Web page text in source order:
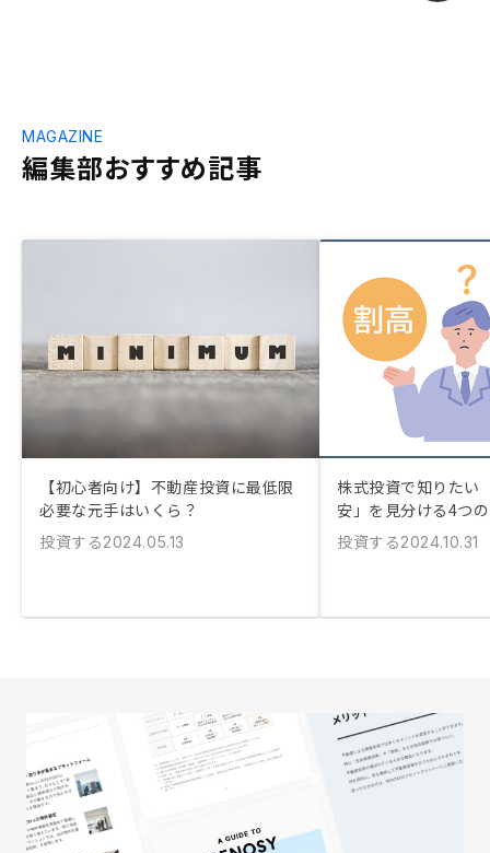
編集部おすすめ記事
MAGAZINE
【初心者向け】不動産投資に最低限
必要な元手はいくら？
投資する2024.05.13
株式投資で知りたい
安」を見分ける4つ
投資する2024.10.31